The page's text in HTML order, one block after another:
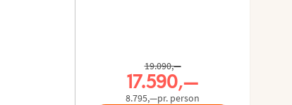
Tidligere pris,
19.090,—
Nåværende pris,
17.590,—
8.795,—pr. person